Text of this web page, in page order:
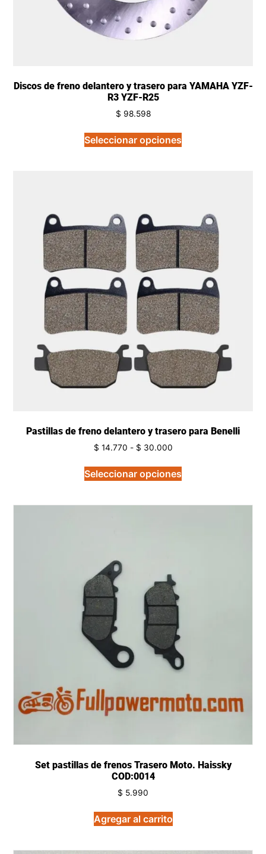
Discos de freno delantero y trasero para YAMAHA YZF-
R3 YZF-R25
$ 98.598
Seleccionar opciones
Pastillas de freno delantero y trasero para Benelli
$ 14.770 - $ 30.000
Seleccionar opciones
Set pastillas de frenos Trasero Moto. Haissky
COD:0014
$ 5.990
Agregar al carrito